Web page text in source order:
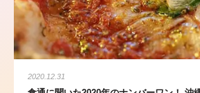
2020.12.31